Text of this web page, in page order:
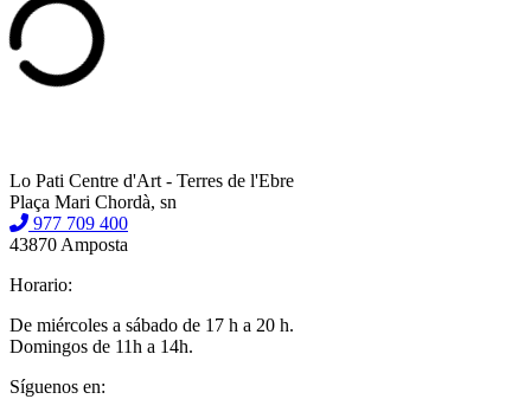
Lo Pati Centre d'Art - Terres de l'Ebre
Plaça Mari Chordà, sn
977 709 400
43870 Amposta
Horario:
De miércoles a sábado de 17 h a 20 h.
Domingos de 11h a 14h.
Síguenos en: